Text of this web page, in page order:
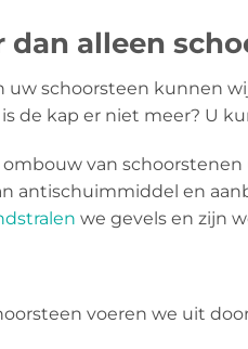
dan alleen
uw schoorsteen kunnen
de kap er niet meer? U
van
antischuimmiddel en
we gevels en zijn
voeren we uit